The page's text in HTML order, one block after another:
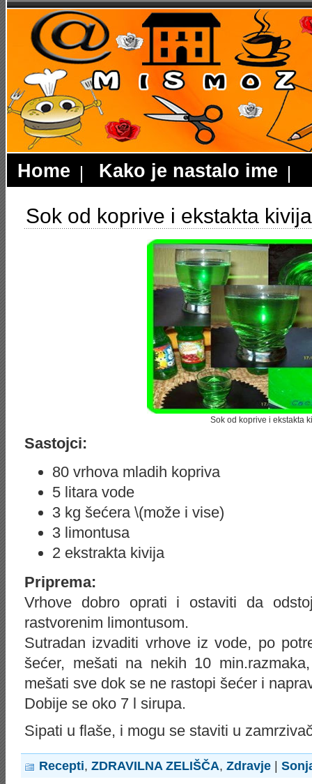
Home Kako je nastalo ime
Sok od koprive i ekstakta kivija
Sok od koprive i ekstakta
Sastojci:
80 vrhova mladih kopriva
5 litara vode
3 kg šećera \(može i vise)
3 limontusa
2 ekstrakta kivija
Priprema:
Vrhove dobro oprati i ostaviti da
rastvorenim limontusom.
Sutradan izvaditi vrhove iz vode, po
šećer, mešati na nekih 10
mešati sve dok se ne rastopi šećer i
Dobije se oko 7 l sirupa.
Sipati u flaše, i mogu se staviti u
Recepti, ZDRAVILNA ZELIŠČA, Zdravje |